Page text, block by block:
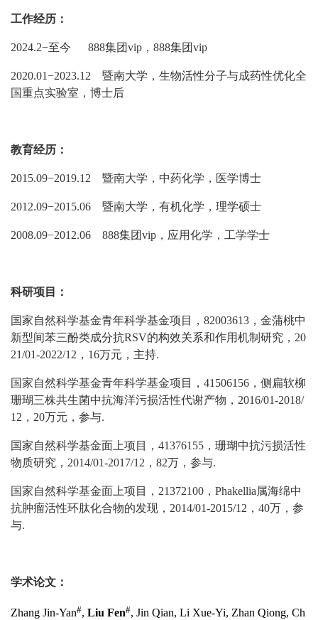
工作经历：
2024.2−至今 888集团vip，888集团vip
2020.01−2023.12 暨南大学， 生物活性分子与成药性优化全
国重点实验室， 博士后
教育经历：
2015.09−2019.12 暨南大学 ， 中药化学 ， 医学博士
2012.09−2015.06 暨南大学 ， 有机化学 ， 理学硕士
2008.09−2012.06 888集团vip ， 应用化学 ， 工学学士
科研项目 ：
国家自然科学基金青年科学基金项目，82003613，金蒲桃中
新型间苯三酚类成分抗RSV的构效关系和作用机制研究，20
21/01-2022/12，16万元，主持.
国家自然科学基金青年科学基金项目，41506156，侧扁软柳
珊瑚三株共生菌中抗海洋污损活性代谢产物，2016/01-2018/
12，20万元，参与.
国家自然科学基金面上项目，41376155，珊瑚中抗污损活性
物质研究，2014/01-2017/12，82万，参与.
国家自然科学基金面上项目，21372100，Phakellia属海绵中
抗肿瘤活性环肽化合物的发现，2014/01-2015/12，40万，参
与.
学术论文：
Zhang Jin-Yan#, Liu Fen#, Jin Qian, Li Xue-Yi, Zhan Qiong, Ch